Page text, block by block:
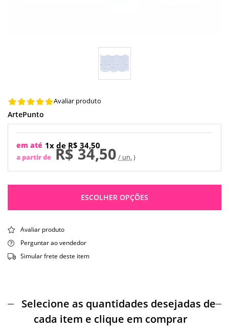
Avaliar produto
ArtePunto
a partir de R$ 34,50 / un.
em até 1x de R$ 34,50
ESCOLHER OPÇÕES
Avaliar produto
Perguntar ao vendedor
Simular frete deste item
Selecione as quantidades desejadas de
cada item e clique em comprar